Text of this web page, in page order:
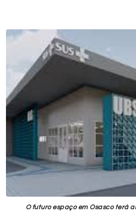
O futuro espaço em Osasco terá